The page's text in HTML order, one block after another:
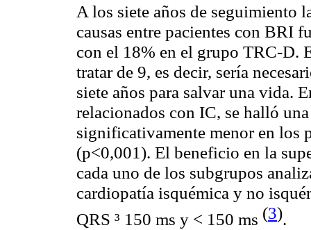
A los siete años de seguimiento
causas entre pacientes con BRI
con el 18% en el grupo TRC-D.
tratar de 9, es decir, sería
siete años para salvar una vida.
relacionados con IC, se halló
significativamente menor en los
(p<0,001). El beneficio en la
cada uno de los subgrupos
cardiopatía isquémica y no
QRS ³ 150 ms y < 150 ms (3).